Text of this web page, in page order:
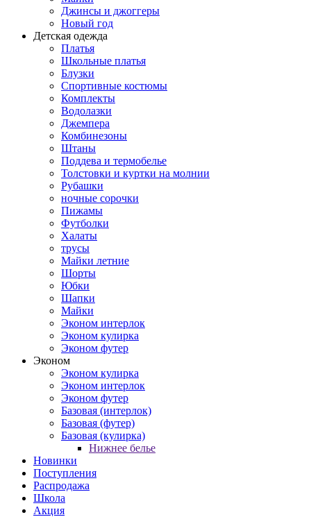
Джинсы и джоггеры
Новый год
Детская одежда
Платья
Школьные платья
Блузки
Спортивные костюмы
Комплекты
Водолазки
Джемпера
Комбинезоны
Штаны
Поддева и термобелье
Толстовки и куртки на молнии
Рубашки
ночные сорочки
Пижамы
Футболки
Халаты
трусы
Майки летние
Шорты
Юбки
Шапки
Майки
Эконом интерлок
Эконом кулирка
Эконом футер
Эконом
Эконом кулирка
Эконом интерлок
Эконом футер
Базовая (интерлок)
Базовая (футер)
Базовая (кулирка)
Нижнее белье
Новинки
Поступления
Распродажа
Школа
Акция